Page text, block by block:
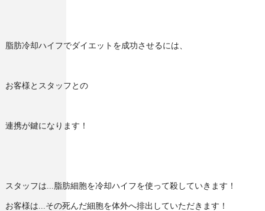
脂肪冷却ハイフでダイエットを成功させるには、
お客様とスタッフとの
連携が鍵になります！
スタッフは...脂肪細胞を冷却ハイフを使って殺していきます！
お客様は...その死んだ細胞を体外へ排出していただきます！